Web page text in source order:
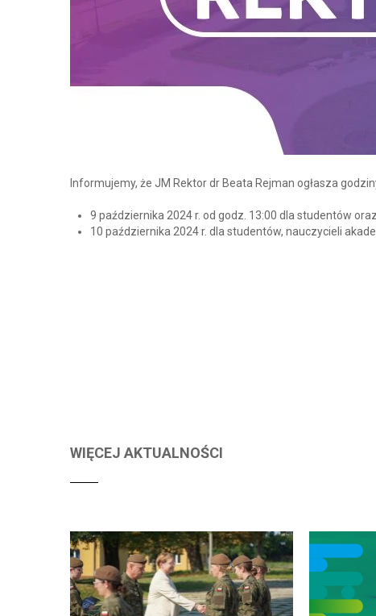
Informujemy, że JM Rektor dr Beata Rejman ogłasza
9 października 2024 r. od godz. 13:00 dla studentów
10 października 2024 r. dla studentów, nauczycieli
WIĘCEJ AKTUALNOŚCI